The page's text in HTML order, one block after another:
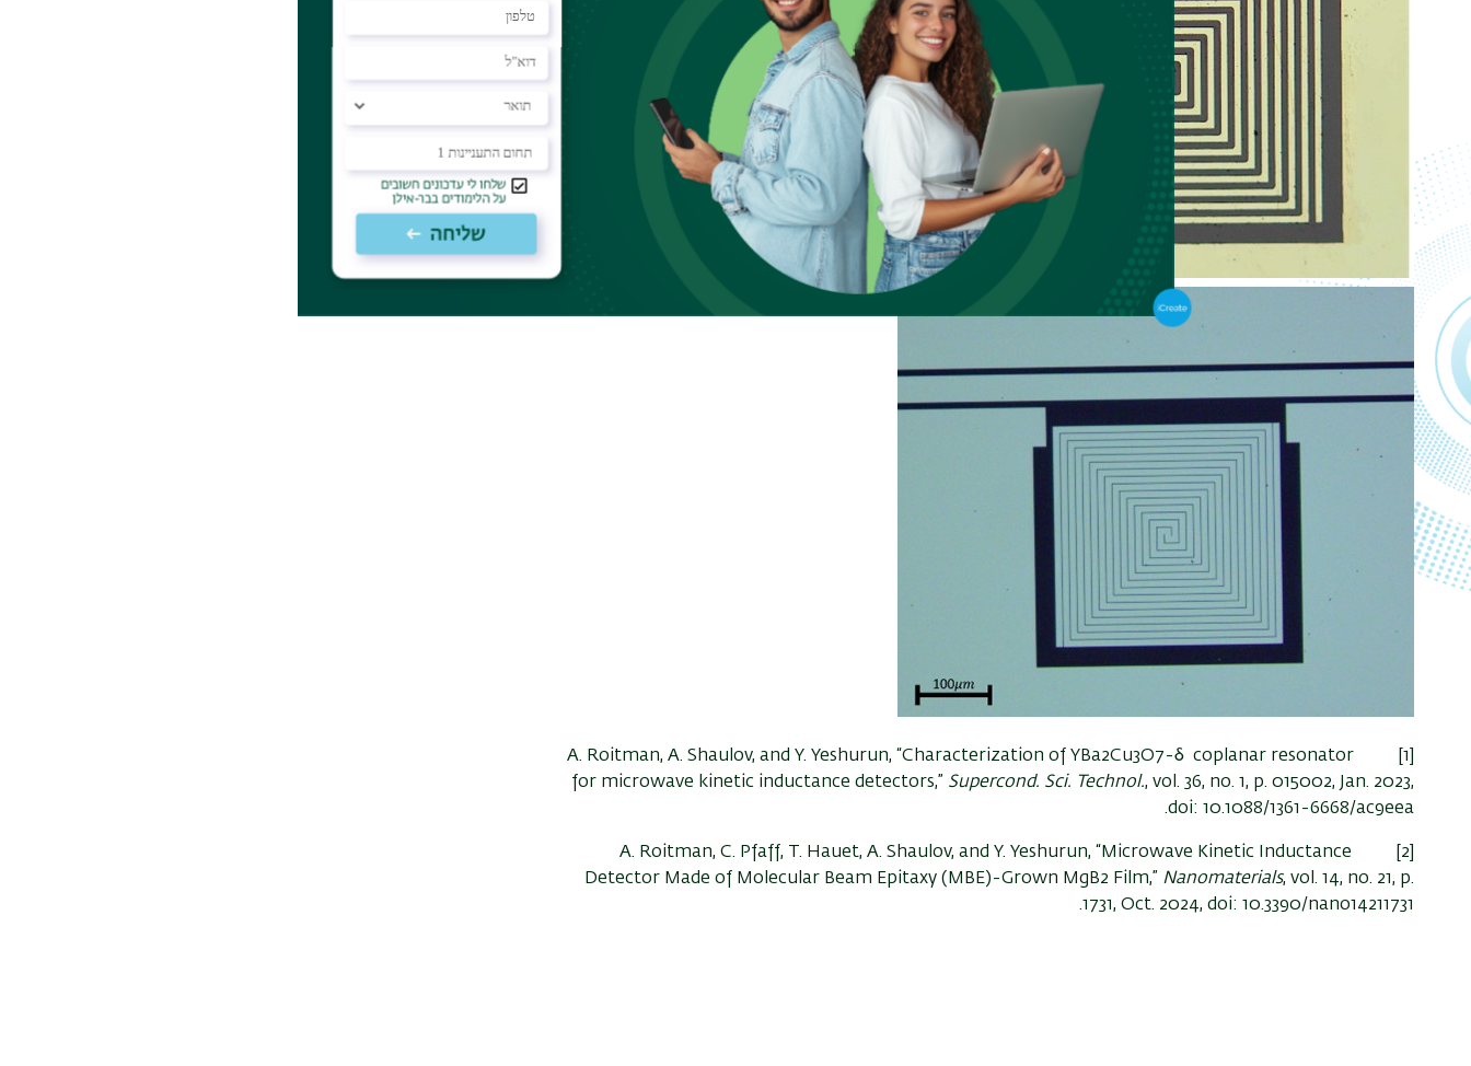
[1] A. Roitman, A. Shaulov, and Y. Yeshurun, “Characterization of YBa2Cu3O7-δ coplanar resonator
for microwave kinetic inductance detectors,” Supercond. Sci. Technol., vol. 36, no. 1, p. 015002, Jan. 2023,
doi: 10.1088/1361-6668/ac9eea.
[2] A. Roitman, C. Pfaff, T. Hauet, A. Shaulov, and Y. Yeshurun, “Microwave Kinetic Inductance
Detector Made of Molecular Beam Epitaxy (MBE)-Grown MgB2 Film,” Nanomaterials, vol. 14, no. 21, p.
1731, Oct. 2024, doi: 10.3390/nano14211731.